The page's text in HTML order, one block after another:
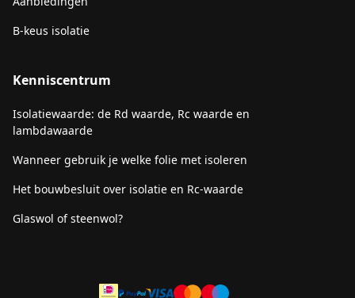
B-keus isolatie
Kenniscentrum
Isolatiewaarde: de Rd waarde, Rc waarde en
lambdawaarde
Wanneer gebruik je welke folie met isoleren
Het bouwbesluit over isolatie en Rc-waarde
Glaswol of steenwol?